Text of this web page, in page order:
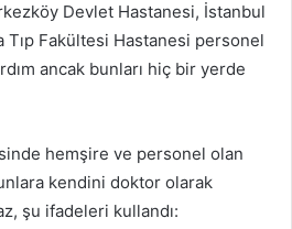
Devlet Hastanesi, İstanbul
Fakültesi Hastanesi personel
ancak bunları hiç bir yerde
hemşire ve personel olan
kendini doktor olarak
şu ifadeleri kullandı: